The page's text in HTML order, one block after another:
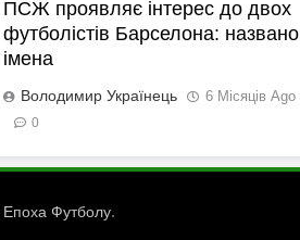
ПСЖ проявляє інтерес до двох
футболістів Барселона: названо
імена
Володимир Українець 6 Місяців Ago
0
Епоха Футболу.